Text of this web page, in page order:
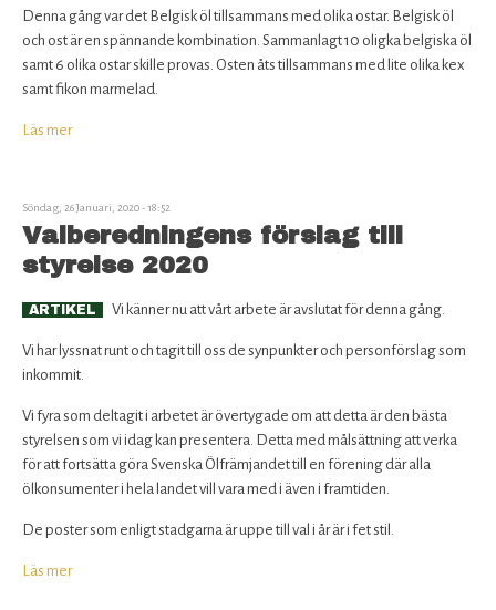
Denna gång var det Belgisk öl tillsammans med olika ostar. Belgisk öl
och ost är en spännande kombination. Sammanlagt 10 oligka belgiska öl
samt 6 olika ostar skille provas. Osten åts tillsammans med lite olika kex
samt fikon marmelad.
Läs merom
belgisk
ölprovning
Lund
Söndag, 26 Januari, 2020 - 18:52
Valberedningens förslag till
styrelse 2020
ARTIKEL Vi känner nu att vårt arbete är avslutat för denna gång.
Vi har lyssnat runt och tagit till oss de synpunkter och personförslag som
inkommit.
Vi fyra som deltagit i arbetet är övertygade om att detta är den bästa
styrelsen som vi idag kan presentera. Detta med målsättning att verka
för att fortsätta göra Svenska Ölfrämjandet till en förening där alla
ölkonsumenter i hela landet vill vara med i även i framtiden.
De poster som enligt stadgarna är uppe till val i år är i fet stil.
Läs merom